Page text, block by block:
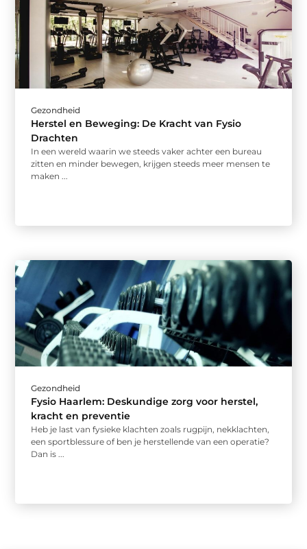
Gezondheid
Herstel en Beweging: De Kracht van Fysio
Drachten
In een wereld waarin we steeds vaker achter een bureau
zitten en minder bewegen, krijgen steeds meer mensen te
maken ...
Gezondheid
Fysio Haarlem: Deskundige zorg voor herstel,
kracht en preventie
Heb je last van fysieke klachten zoals rugpijn, nekklachten,
een sportblessure of ben je herstellende van een operatie?
Dan is ...